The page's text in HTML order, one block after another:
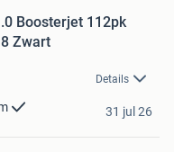
Boosterjet 112pk
Zwart
Details
31 jul 26